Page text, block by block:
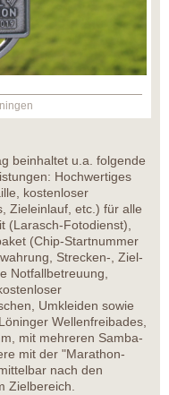
beinhaltet u.a. folgende
Hochwertiges
kostenloser
Zieleinlauf, etc.) für alle
(Larasch-Fotodienst),
(Chip-Startnummer
Strecken-, Ziel-
Notfallbetreuung,
Umkleiden sowie
Wellenfreibades,
mit mehreren Samba-
mit der "Marathon-
nach den
Zielbereich.